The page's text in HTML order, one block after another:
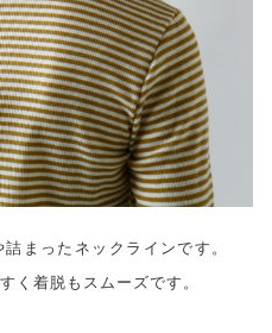
まったネックラインです。
く着脱もスムーズです。